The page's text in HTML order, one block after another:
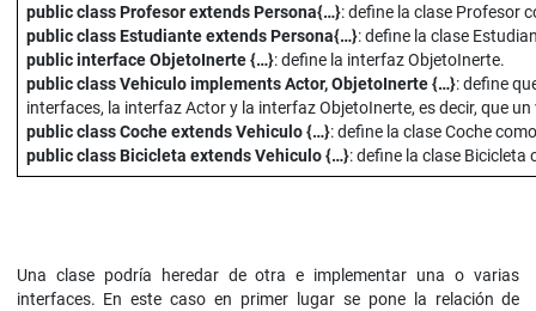
public class Profesor extends Persona{…}: define la clase Profesor
public class Estudiante extends Persona{…}: define la clase
public interface ObjetoInerte {…}: define la interfaz ObjetoInerte.
public class Vehiculo implements Actor, ObjetoInerte {…}: define
interfaces, la interfaz Actor y la interfaz ObjetoInerte, es decir, que
public class Coche extends Vehiculo {…}: define la clase Coche
public class Bicicleta extends Vehiculo {…}: define la clase Bicicleta
Una clase podría heredar de otra e implementar una o varias
interfaces. En este caso en primer lugar se pone la relación de